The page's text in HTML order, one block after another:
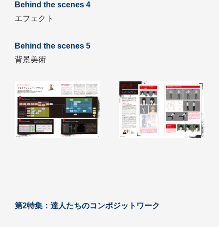
Behind the scenes 4
エフェクト
Behind the scenes 5
背景美術
第2特集：達人たちのコンポジットワーク